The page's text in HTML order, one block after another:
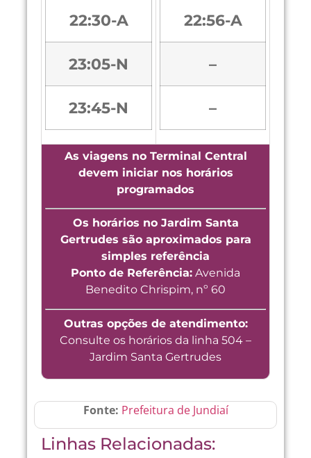
22:30-A
23:05-N
23:45-N
22:56-A
–
–
As viagens no Terminal Central
devem iniciar nos horários
programados
Os horários no Jardim Santa
Gertrudes são aproximados para
simples referência
Ponto de Referência: Avenida
Benedito Chrispim, nº 60
Outras opções de atendimento:
Consulte os horários da linha 504 –
Jardim Santa Gertrudes
Fonte: Prefeitura de Jundiaí
Linhas Relacionadas: